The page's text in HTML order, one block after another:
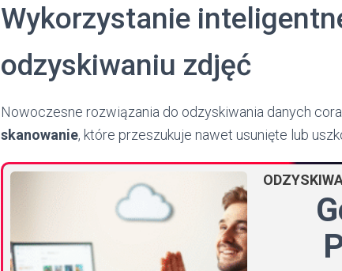
Wykorzystanie
odzyskiwaniu zdjęć
Nowoczesne rozwiązania do odzyskiwania danych
skanowanie, które przeszukuje nawet usunięte lub